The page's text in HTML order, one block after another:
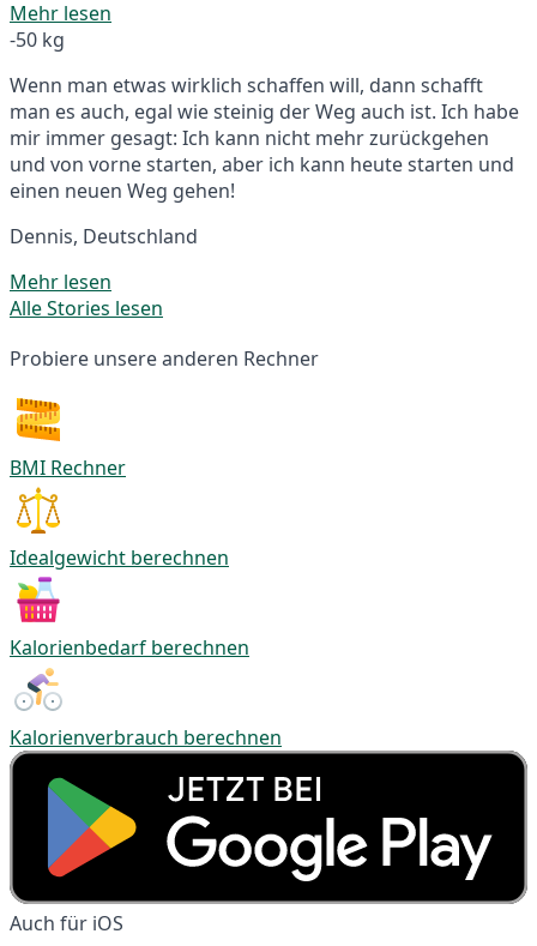
Mehr lesen
-50 kg
Wenn man etwas wirklich schaffen will, dann schafft
man es auch, egal wie steinig der Weg auch ist. Ich habe
mir immer gesagt: Ich kann nicht mehr zurückgehen
und von vorne starten, aber ich kann heute starten und
einen neuen Weg gehen!
Dennis, Deutschland
Mehr lesen
Alle Stories lesen
Probiere unsere anderen Rechner
BMI Rechner
Idealgewicht berechnen
Kalorienbedarf berechnen
Kalorienverbrauch berechnen
Auch für iOS